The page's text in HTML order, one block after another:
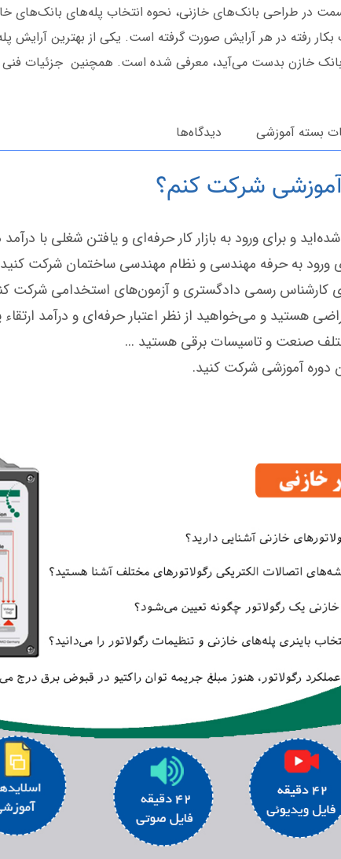
در طراحی بانک‌های خازنی، نحوه انتخاب پله‌های بانک‌های
رفته در هر آرایش صورت گرفته است. یکی از بهترین آرایش
بانک خازن بدست می‌آید، معرفی شده است. همچنین جزئیات فنی
بسته آموزشی دیدگاه‌ها
آموزشی شرکت کنم؟
و برای ورود به بازار کار حرفه‌ای و یافتن شغلی با
ورود به حرفه مهندسی و نظام مهندسی ساختمان شرکت
کارشناس رسمی دادگستری و آزمون‌های استخدامی شرکت
هستید و می‌خواهید از نظر اعتبار حرفه‌ای و درآمد ارتقاء
صنعت و تاسیسات برقی هستید ...
دوره آموزشی شرکت کنید.